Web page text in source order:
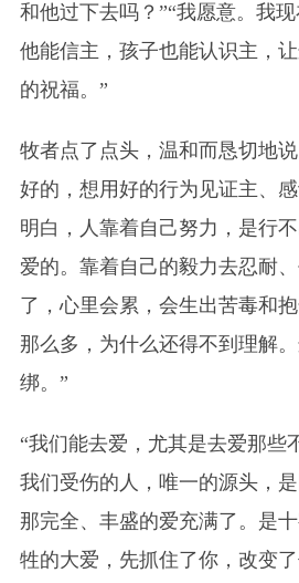
和他过下去吗？”“我愿意。我
他能信主，孩子也能认识主，
的祝福。”
牧者点了点头，温和而恳切地
好的，想用好的行为见证主、
明白，人靠着自己努力，是行
爱的。靠着自己的毅力去忍耐
了，心里会累，会生出苦毒和
那么多，为什么还得不到理解
绑。”
“我们能去爱，尤其是去爱那些
我们受伤的人，唯一的源头，
那完全、丰盛的爱充满了。是
牲的大爱，先抓住了你，改变